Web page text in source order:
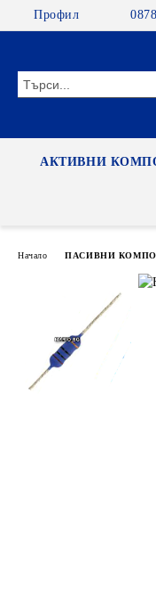
Профил
АКТИВНИ
Начало ПАСИВНИ